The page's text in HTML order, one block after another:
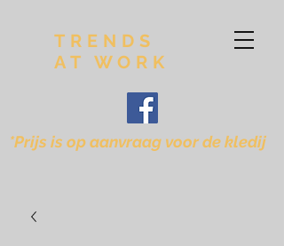
TRENDS
AT WORK
*Prijs is op aanvraag voor de kledij